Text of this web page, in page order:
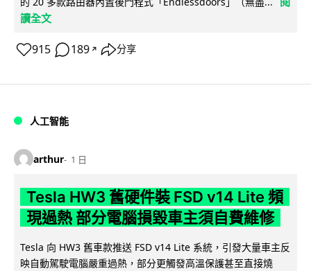
讀全文
915 189 ↗ 分享
人工智能
arthur 1 日
Tesla HW3 舊硬件裝 FSD v14 Lite 頻
現過熱 部分電腦損毀車主須自費維修
Tesla 向 HW3 舊車款推送 FSD v14 Lite 系統，引發大量車主反
映自動駕駛電腦嚴重過熱，部分更觸發高溫保護甚至直接燒